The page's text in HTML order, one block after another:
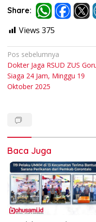
Share:
Views 375
Navigasi
pos
Pos sebelumnya
Dokter Jaga RSUD ZUS
Siaga 24 Jam, Minggu 19
Oktober 2025
Baca Juga